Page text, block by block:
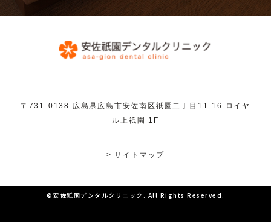
〒731-0138 広島県広島市安佐南区祇園二丁目11-16 ロイヤ
ル上祇園 1F
> サイトマップ
©安佐祇園デンタルクリニック. All Rights Reserved.